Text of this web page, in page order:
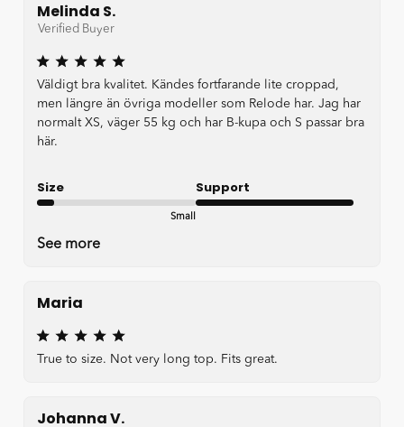
Melinda S.
Verified Buyer
Väldigt bra kvalitet. Kändes fortfarande lite croppad,
men längre än övriga modeller som Relode har. Jag har
normalt XS, väger 55 kg och har B-kupa och S passar bra
här.
Size
Small
Support
See more
Maria
True to size. Not very long top. Fits great.
Johanna V.